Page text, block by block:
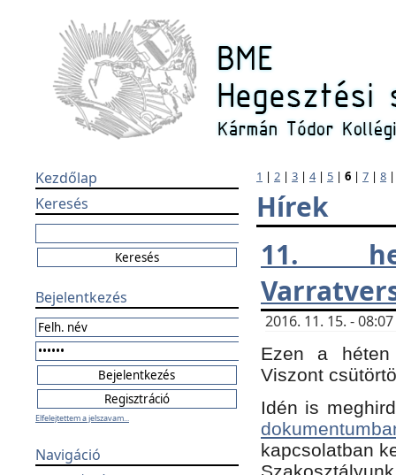
Kezdőlap
Keresés
Bejelentkezés
Elfelejtettem a jelszavam...
Navigáció
1 | 2 | 3 | 4| 5 | 6 | 7 | 8
Hírek
11.
2016. 11. 15. -
Ezen a héten
Viszont
Idén is
kapcsolatban